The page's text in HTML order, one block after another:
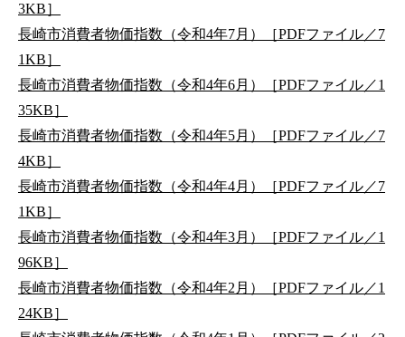
3KB］
長崎市消費者物価指数（令和4年7月）［PDFファイル／7
1KB］
長崎市消費者物価指数（令和4年6月）［PDFファイル／1
35KB］
長崎市消費者物価指数（令和4年5月）［PDFファイル／7
4KB］
長崎市消費者物価指数（令和4年4月）［PDFファイル／7
1KB］
長崎市消費者物価指数（令和4年3月）［PDFファイル／1
96KB］
長崎市消費者物価指数（令和4年2月）［PDFファイル／1
24KB］